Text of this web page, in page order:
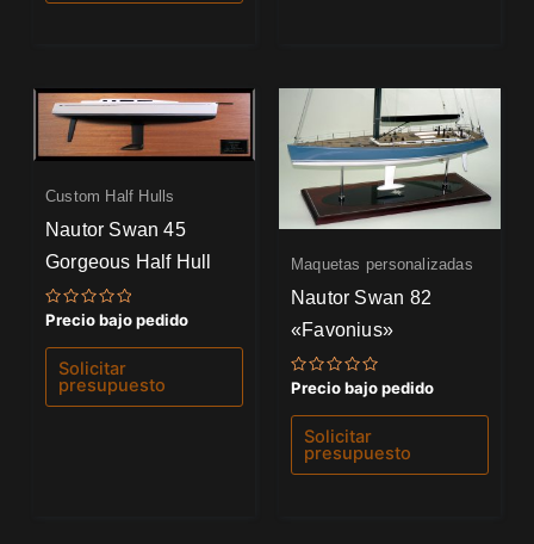
Custom Half Hulls
Nautor Swan 45
Gorgeous Half Hull
Valorado
0
de
Precio bajo pedido
Solicitar
presupuesto
Maquetas personalizadas
Nautor Swan 82
«Favonius»
Valorado
0
de
Precio bajo pedido
Solicitar
presupuesto